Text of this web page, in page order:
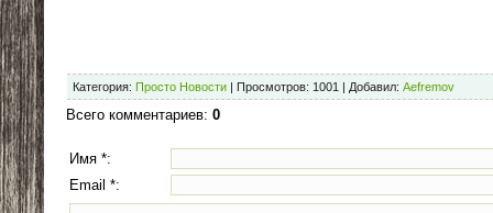
Категория: Просто Новости Просмотров: 1001 Добавил: Aefremov
Всего комментариев: 0
Имя *:
Email *: